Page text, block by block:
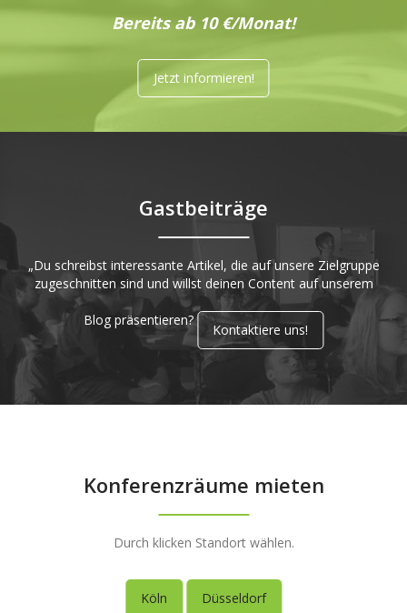
Bereits ab 10 €/Monat!
Jetzt informieren!
Gastbeiträge
„Du schreibst interessante Artikel, die auf unsere Zielgruppe
zugeschnitten sind und willst deinen Content auf unserem
Blog präsentieren?
Kontaktiere uns!
Konferenzräume mieten
Durch klicken Standort wählen.
Köln Düsseldorf